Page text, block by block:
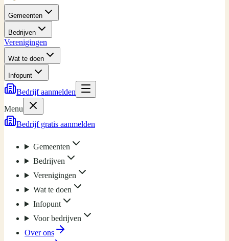
Gemeenten
Bedrijven
Verenigingen
Wat te doen
Infopunt
Bedrijf aanmelden
Menu
Bedrijf gratis aanmelden
Gemeenten
Bedrijven
Verenigingen
Wat te doen
Infopunt
Voor bedrijven
Over ons